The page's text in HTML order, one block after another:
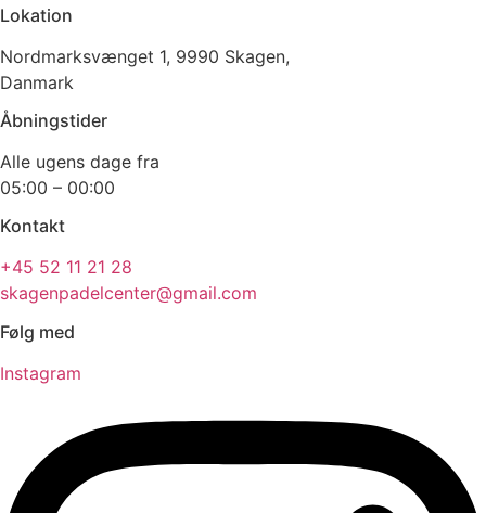
Lokation
Nordmarksvænget 1, 9990 Skagen,
Danmark
Åbningstider
Alle ugens dage fra
05:00 – 00:00
Kontakt
+45 52 11 21 28
skagenpadelcenter@gmail.com
Følg med
Instagram